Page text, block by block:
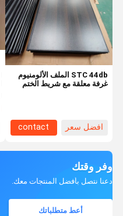
STC 44db الملف الألومنيوم
غرفة معلقة مع شريط الختم
افضل سعر contact
وفر وقتك
دعنا نتصل بأفضل المنتجات معك.
أعط متطلباتك